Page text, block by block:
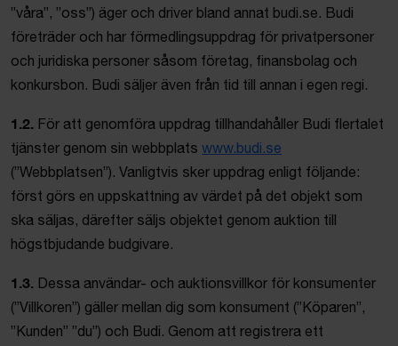
”våra”, ”oss”) äger och driver bland annat budi.se. Budi
företräder och har förmedlingsuppdrag för privatpersoner
och juridiska personer såsom företag, finansbolag och
konkursbon. Budi säljer även från tid till annan i egen regi.
1.2. För att genomföra uppdrag tillhandahåller Budi flertalet
tjänster genom sin webbplats www.budi.se
(”Webbplatsen”). Vanligtvis sker uppdrag enligt följande:
först görs en uppskattning av värdet på det objekt som
ska säljas, därefter säljs objektet genom auktion till
högstbjudande budgivare.
1.3. Dessa användar- och auktionsvillkor för konsumenter
(”Villkoren”) gäller mellan dig som konsument (”Köparen”,
”Kunden” ”du”) och Budi. Genom att registrera ett